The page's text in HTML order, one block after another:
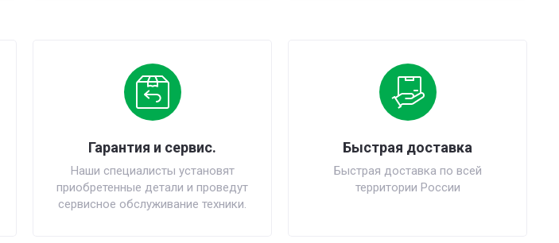
Гарантия и сервис.
Наши специалисты установят
приобретенные детали и проведут
сервисное обслуживание техники.
Быстрая доставка
Быстрая доставка по всей
территории России